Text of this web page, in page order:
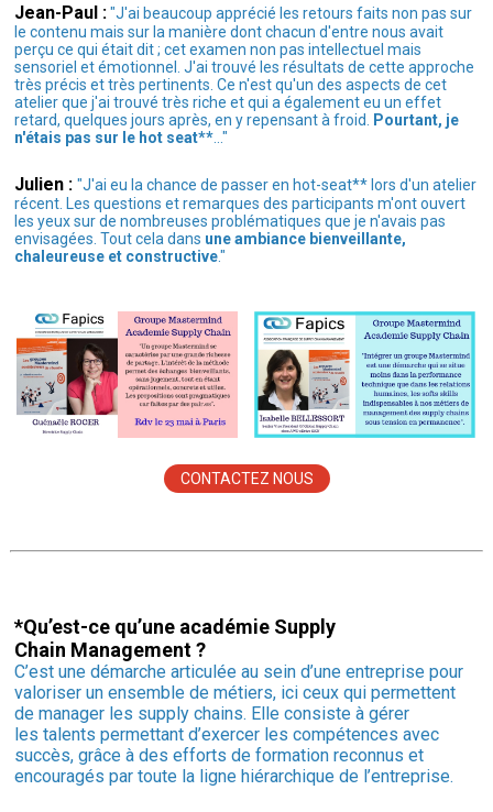
Jean-Paul :"J'ai beaucoup apprécié les retours faits non pas sur
le contenu mais sur la manière dont chacun d'entre nous avait
perçu ce qui était dit ; cet examen non pas intellectuel mais
sensoriel et émotionnel. J'ai trouvé les résultats de cette approche
très précis et très pertinents. Ce n'est qu'un des aspects de cet
atelier que j'ai trouvé très riche et qui a également eu un effet
retard, quelques jours après, en y repensant à froid. Pourtant, je
n'étais pas sur le hot seat**..."
Julien :"J'ai eu la chance de passer en hot-seat** lors d'un atelier
récent. Les questions et remarques des participants m'ont ouvert
les yeux sur de nombreuses problématiques que je n'avais pas
envisagées. Tout cela dans une ambiance bienveillante,
chaleureuse et constructive."
CONTACTEZ NOUS
*Qu’est-ce qu’une académie Supply
Chain Management ?
C’est une démarche articulée au sein d’une entreprise pour
valoriser un ensemble de métiers, ici ceux qui permettent
de manager les supply chains. Elle consiste à gérer
les talents permettant d’exercer les compétences avec
succès, grâce à des efforts de formation reconnus et
encouragés par toute la ligne hiérarchique de l’entreprise.